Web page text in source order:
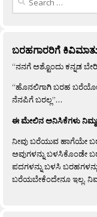
ಬರಹಗಾರರಿಗೆ
“ನನಗೆ ಅಶ್ಟೊಂದು ಕನ್ನಡ
“ಹೊನಲಿಗಾಗಿ ಬರಹ
ನೆನಪಿಗೆ ಬರಲ್ಲ”…
ಈ ಮೇಲಿನ ಅನಿಸಿಕೆಗಳು
ನೀವು ಬರೆಯುವ ಹಾಗೆಯೇ
ಅವುಗಳನ್ನು ಬಳಸಿಕೊಂಡೇ
ಪದಗಳನ್ನು ಬಳಸಿ
ಬರೆಯಬೇಕೆಂದೇನೂ ಇಲ್ಲ.